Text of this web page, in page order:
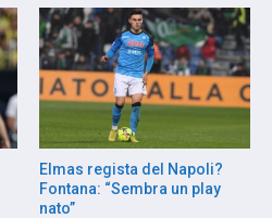
Elmas regista del Napoli?
Fontana: “Sembra un play
nato”